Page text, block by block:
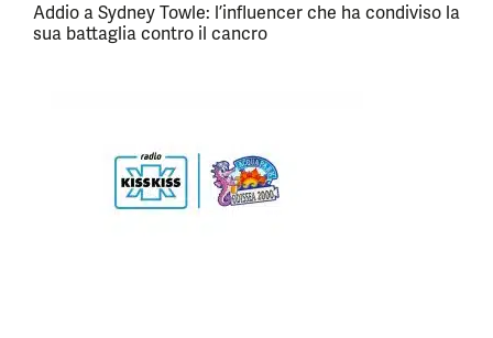
Addio a Sydney Towle: l’influencer che ha condiviso la
sua battaglia contro il cancro